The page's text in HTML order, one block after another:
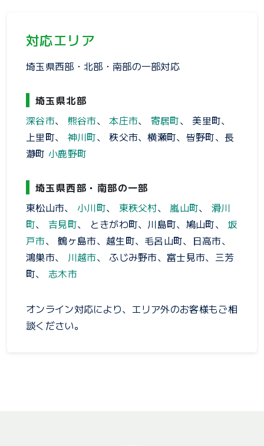
対応エリア
埼玉県西部・北部・南部の一部対応
埼玉県北部
深谷市、 熊谷市、本庄市、 寄居町、 美里町、
上里町、 神川町、 秩父市、横瀬町、皆野町、長
瀞町 小鹿野町
埼玉県西部・南部の一部
東松山市、 小川町、 東秩父村、 嵐山町、滑川
町、 吉見町、 ときがわ町、川島町、鳩山町、 坂
戸市、 鶴ヶ島市、越生町、毛呂山町、日高市、
鴻巣市、 川越市、 ふじみ野市、富士見市、三芳
町、 志木市
オンライン対応により、エリア外のお客様もご相
談ください。